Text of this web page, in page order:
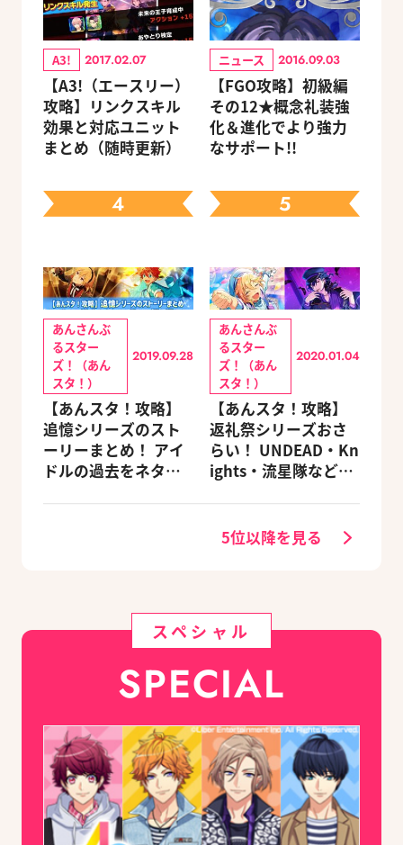
A3! 2017.02.07
【A3!（エースリー）
攻略】リンクスキル
効果と対応ユニット
まとめ（随時更新）
ニュース 2016.09.03
【FGO攻略】初級編
その12★概念礼装強
化＆進化でより強力
なサポート!!
4
あんさんぶ
るスター
ズ！（あん
スタ！）
2019.09.28
【あんスタ！攻略】
追憶シリーズのスト
ーリーまとめ！ アイ
ドルの過去をネタバ
5
あんさんぶ
るスター
ズ！（あん
スタ！）
2020.01.04
【あんスタ！攻略】
返礼祭シリーズおさ
らい！ UNDEAD・Kn
ights・流星隊など、
5位以降を見る
スペシャル
SPECIAL